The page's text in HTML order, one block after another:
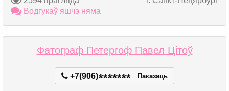
Водгукаў яшчэ няма
Фатограф Петергоф Павел Цітоў
+7(906)******* Паказаць